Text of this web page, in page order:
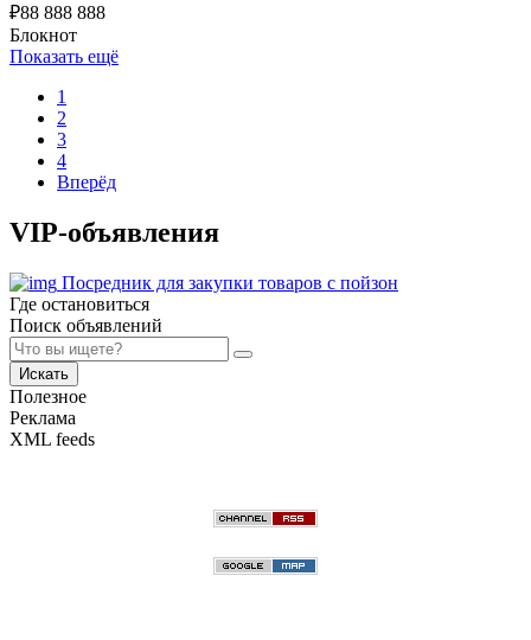
₽88 888 888
Блокнот
Показать ещё
1
2
3
4
Вперёд
VIP-объявления
Посредник для закупки товаров с пойзон
Где остановиться
Поиск объявлений
Искать
Полезное
Реклама
XML feeds